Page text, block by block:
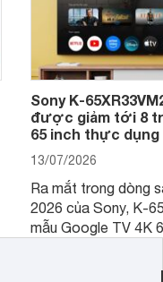
Sony K-
được giảm tới 8
65 inch thực
13/07/2026
Ra mắt trong dòng
2026 của Sony, K-
mẫu Google TV 4K
tảng Google TV